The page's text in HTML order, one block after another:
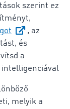
szerint ez
, az
és
a
intelligenciával
melyik a